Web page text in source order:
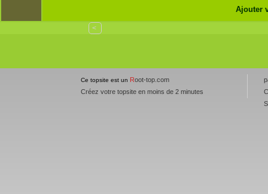
Ajouter
<
Ce topsite est un Root-top.com
Créez votre topsite en moins de 2 minutes